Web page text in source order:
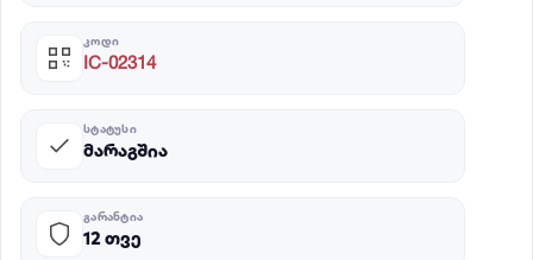
ᲙᲝᲓᲘ
IC-02314
ᲡᲢᲐᲢᲣᲡᲘ
მარაგშია
ᲒᲐᲠᲐᲜᲢᲘᲐ
12 თვე